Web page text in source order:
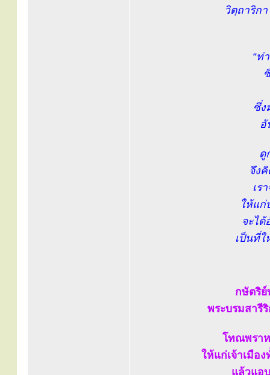
วิตฺถาริก
“ท่
ซึ่ง
อั
ดู
จึง
เร
ให้แก่
จะไ
เป็นที่
กษัตริ
พระบรมสารี
โทณพรา
ให้แก่เจ้าเมือ
แล้วแอ